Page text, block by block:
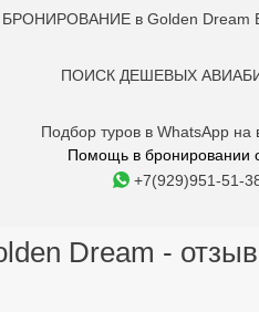
БРОНИРОВАНИЕ в Golden Dream
ПОИСК ДЕШЕВЫХ
Подбор туров в WhatsApp на
Помощь в бронировании
+7(929)951-51-
Dream -